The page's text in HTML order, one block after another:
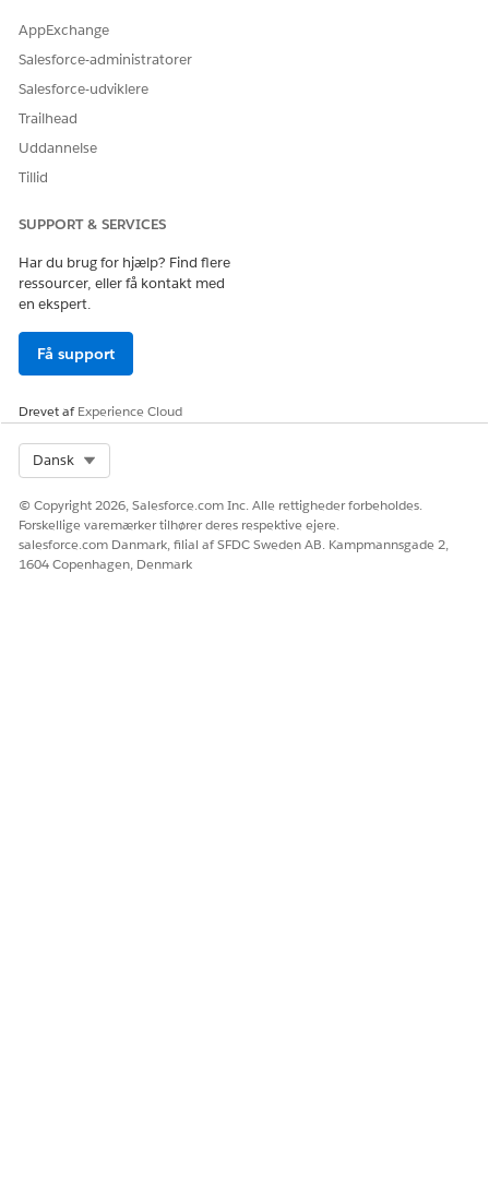
Retningslinjer og overvejelser
afhjælpningsindsatsen.
herunder kørselsdetaljer og status.
LØSTE DENNE ARTIKEL DIT PROBLEM?
Giv os besked, så vi kan forbedre os!
Ja Nej
AppExchange
Salesforce-administratorer
Salesforce-udviklere
Trailhead
Uddannelse
Tillid
SUPPORT & SERVICES
Har du brug for hjælp? Find flere
ressourcer, eller få kontakt med
en ekspert.
Få support
Drevet afExperience Cloud
Dansk
© Copyright 2026, Salesforce.com Inc. Alle rettigheder forbeholdes.
Forskellige varemærker tilhører deres respektive ejere.
salesforce.com Danmark, filial af SFDC Sweden AB. Kampmannsgade 2,
1604 Copenhagen, Denmark